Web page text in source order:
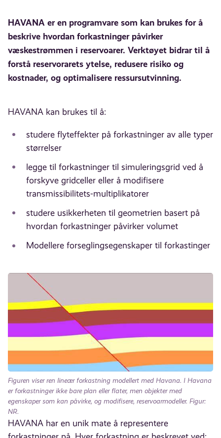
HAVANA er en programvare som kan brukes for å
beskrive hvordan forkastninger påvirker
væskestrømmen i reservoarer. Verktøyet bidrar til å
forstå reservorarets ytelse, redusere risiko og
kostnader, og optimalisere ressursutvinning.
HAVANA kan brukes til å:
studere flyteffekter på forkastninger av alle typer
størrelser
legge til forkastninger til simuleringsgrid ved å
forskyve gridceller eller å modifisere
transmissibilitets-multiplikatorer
studere usikkerheten til geometrien basert på
hvordan forkastninger påvirker volumet
Modellere forseglingsegenskaper til forkastinger
Figuren viser ren lineær forkastning modellert med Havana. I Havana
er forkastninger ikke bare plan eller flater, men objekter med
egenskaper som kan påvirke, og modifisere, reservoarmodeller. Figur:
NR.
HAVANA har en unik mate å representere